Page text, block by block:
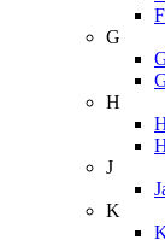
G
H
J
K